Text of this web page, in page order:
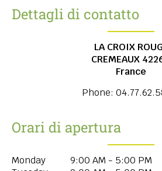
Dettagli di contatto
LA CROIX
CREMEAUX
France
Phone:
Orari di apertura
Monday
9:00 AM - 5:00 PM